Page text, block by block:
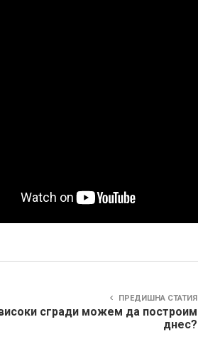
ПРЕДИШНА СТАТИЯ
сгради можем да построим
днес?